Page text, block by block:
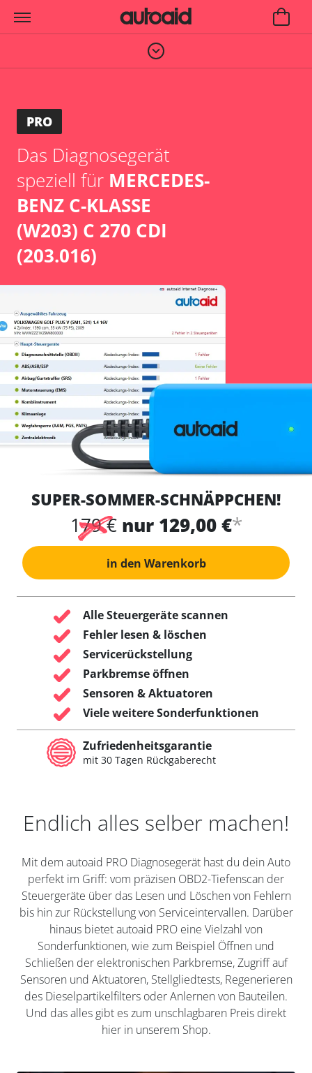
PRO
Das Diagnosegerät
speziell für MERCEDES-
BENZ C-KLASSE
(W203) C 270 CDI
(203.016)
SUPER-SOMMER-SCHNÄPPCHEN!
179 € nur 129,00 €*
in den Warenkorb
Alle Steuergeräte scannen
Fehler lesen & löschen
Servicerückstellung
Parkbremse öffnen
Sensoren & Aktuatoren
Viele weitere Sonderfunktionen
Zufriedenheitsgarantie
mit 30 Tagen Rückgaberecht
Endlich alles selber machen!
Mit dem autoaid PRO Diagnosegerät hast du dein Auto
perfekt im Griff: vom präzisen OBD2-Tiefenscan der
Steuergeräte über das Lesen und Löschen von Fehlern
bis hin zur Rückstellung von Serviceintervallen. Darüber
hinaus bietet autoaid PRO eine Vielzahl von
Sonderfunktionen, wie zum Beispiel Öffnen und
Schließen der elektronischen Parkbremse, Zugriff auf
Sensoren und Aktuatoren, Stellgliedtests, Regenerieren
des Dieselpartikelfilters oder Anlernen von Bauteilen.
Und das alles gibt es zum unschlagbaren Preis direkt
hier in unserem Shop.